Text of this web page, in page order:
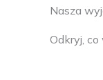
Nasza
Odkryj,